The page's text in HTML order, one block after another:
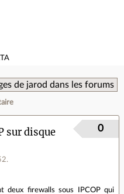
de jarod dans les forums
sur disque
.
0
deux firewalls sous IPCOP qui